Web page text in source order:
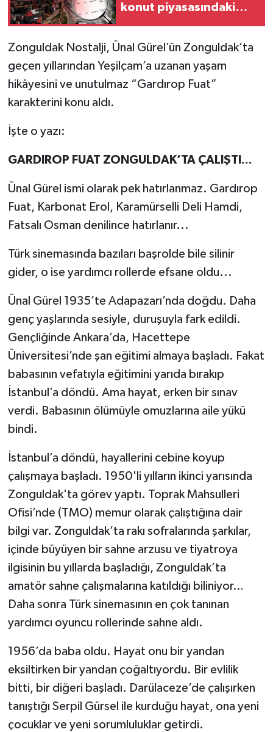
konut piyasasındaki
Zonguldak Nostalji, Ünal Gürel’ün Zonguldak’ta
geçen yıllarından Yeşilçam’a uzanan yaşam
hikâyesini ve unutulmaz “Gardırop Fuat”
karakterini konu aldı.
İşte o yazı:
GARDIROP FUAT ZONGULDAK’TA ÇALIŞTI...
Ünal Gürel ismi olarak pek hatırlanmaz. Gardırop
Fuat, Karbonat Erol, Karamürselli Deli Hamdi,
Fatsalı Osman denilince hatırlanır...
Türk sinemasında bazıları başrolde bile silinir
gider, o ise yardımcı rollerde efsane oldu...
Ünal Gürel 1935’te Adapazarı’nda doğdu. Daha
genç yaşlarında sesiyle, duruşuyla fark edildi.
Gençliğinde Ankara’da, Hacettepe
Üniversitesi’nde şan eğitimi almaya başladı. Fakat
babasının vefatıyla eğitimini yarıda bırakıp
İstanbul’a döndü. Ama hayat, erken bir sınav
verdi. Babasının ölümüyle omuzlarına aile yükü
bindi.
İstanbul’a döndü, hayallerini cebine koyup
çalışmaya başladı. 1950'li yılların ikinci yarısında
Zonguldak'ta görev yaptı. Toprak Mahsulleri
Ofisi’nde (TMO) memur olarak çalıştığına dair
bilgi var. Zonguldak’ta rakı sofralarında şarkılar,
içinde büyüyen bir sahne arzusu ve tiyatroya
ilgisinin bu yıllarda başladığı, Zonguldak’ta
amatör sahne çalışmalarına katıldığı biliniyor…
Daha sonra Türk sinemasının en çok tanınan
yardımcı oyuncu rollerinde sahne aldı.
1956’da baba oldu. Hayat onu bir yandan
eksiltirken bir yandan çoğaltıyordu. Bir evlilik
bitti, bir diğeri başladı. Darülaceze’de çalışırken
tanıştığı Serpil Gürsel ile kurduğu hayat, ona yeni
çocuklar ve yeni sorumluluklar getirdi.